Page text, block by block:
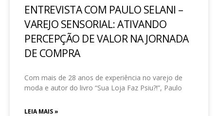
ENTREVISTA COM PAULO SELANI –
VAREJO SENSORIAL: ATIVANDO
PERCEPÇÃO DE VALOR NA JORNADA
DE COMPRA
Com mais de 28 anos de experiência no varejo de
moda e autor do livro “Sua Loja Faz Psiu?!”, Paulo
LEIA MAIS »